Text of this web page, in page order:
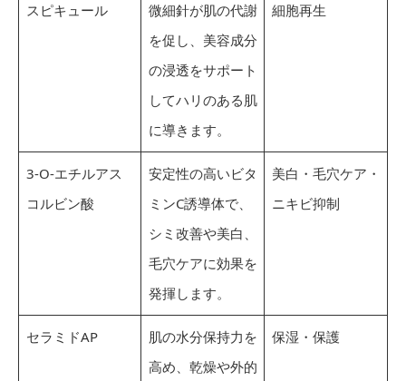
スピキュール
微細針が肌の代謝
を促し、美容成分
の浸透をサポート
してハリのある肌
に導きます。
細胞再生
3-O-エチルアス
コルビン酸
安定性の高いビタ
ミンC誘導体で、
シミ改善や美白、
毛穴ケアに効果を
発揮します。
美白・毛穴ケア・
ニキビ抑制
セラミドAP
肌の水分保持力を
高め、乾燥や外的
保湿・保護